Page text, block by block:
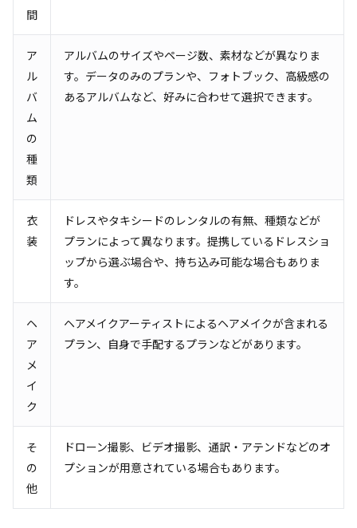
間
ア
ル
バ
ム
の
種
類
アルバムのサイズやページ数、素材などが異なりま
す。データのみのプランや、フォトブック、高級感の
あるアルバムなど、好みに合わせて選択できます。
衣
装
ドレスやタキシードのレンタルの有無、種類などが
プランによって異なります。提携しているドレスショ
ップから選ぶ場合や、持ち込み可能な場合もありま
す。
ヘ
ア
メ
イ
ク
ヘアメイクアーティストによるヘアメイクが含まれる
プラン、自身で手配するプランなどがあります。
そ
の
他
ドローン撮影、ビデオ撮影、通訳・アテンドなどのオ
プションが用意されている場合もあります。